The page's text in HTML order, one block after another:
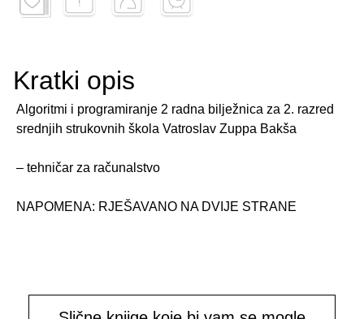
Kratki opis
Algoritmi i programiranje 2 radna bilježnica za 2. razred
srednjih strukovnih škola Vatroslav Zuppa Bakša
– tehničar za računalstvo
NAPOMENA: RJEŠAVANO NA DVIJE STRANE